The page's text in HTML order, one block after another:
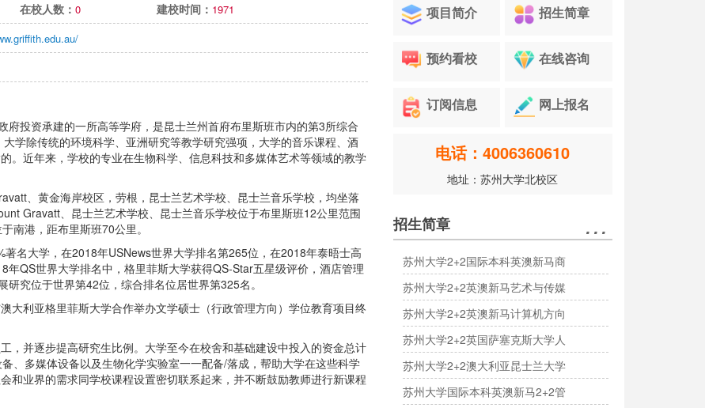
项目简介 招生简章
预约看校 在线咨询
订阅信息 网上报名
电话：4006360610
地址：苏州大学北校区
招生简章 …
苏州大学2+2国际本科英澳新马商
苏州大学2+2英澳新马艺术与传媒
苏州大学2+2英澳新马计算机方向
苏州大学2+2英国萨塞克斯大学人
苏州大学2+2澳大利亚昆士兰大学
苏州大学国际本科英澳新马2+2管
在校人数：0 建校时间： 1971
投资承建的一所高等学府，是昆士兰州首府布里斯班市内的第3所综合
学除传统的环境科学、亚洲研究等教学研究强项，大学的音乐课程、酒
。近年来，学校的专业在生物科学、信息科技和多媒体艺术等领域的教学
、黄金海岸校区，劳根，昆士兰艺术学校、昆士兰音乐学校，均坐落
Gravatt、昆士兰艺术学校、昆士兰音乐学校位于布里斯班12公里范围
南港，距布里斯班70公里。
名大学，在2018年USNews世界大学排名第265位，在2018年泰晤士高
QS世界大学排名中，格里菲斯大学获得QS-Star五星级评价，酒店管理
究位于世界第42位，综合排名位居世界第325名。
大利亚格里菲斯大学合作举办文学硕士（行政管理方向）学位教育项目终
，并逐步提高研究生比例。大学至今在校舍和基础建设中投入的资金总计
、多媒体设备以及生物化学实验室一一配备/落成，帮助大学在这些科学
和业界的需求同学校课程设置密切联系起来，并不断鼓励教师进行新课程